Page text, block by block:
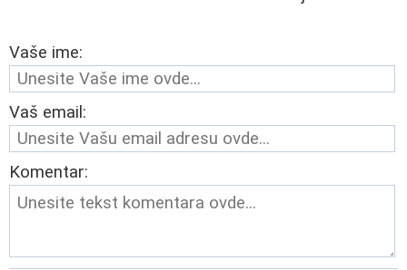
Vaše ime:
Vaš email:
Komentar: